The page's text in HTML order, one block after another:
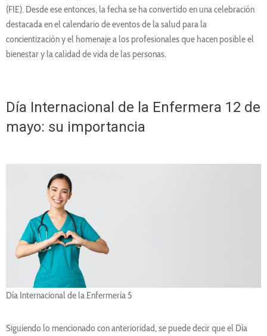
(FIE). Desde ese entonces, la fecha se ha convertido en una celebración
destacada en el calendario de eventos de la salud para la
concientización y el homenaje a los profesionales que hacen posible el
bienestar y la calidad de vida de las personas.
Día Internacional de la Enfermera 12 de
mayo: su importancia
Día Internacional de la Enfermería 5
Siguiendo lo mencionado con anterioridad, se puede decir que el Día